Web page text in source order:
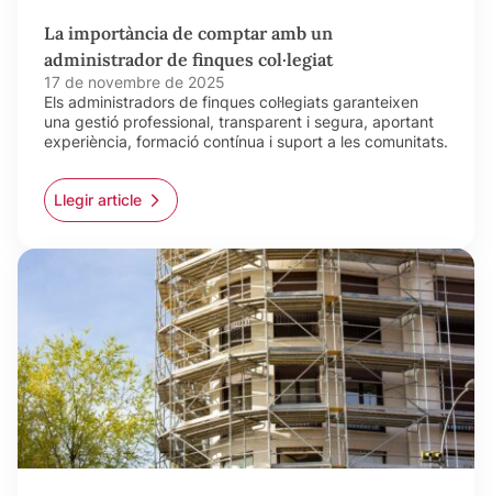
La importància de comptar amb un
administrador de finques col·legiat
17 de novembre de 2025
Els administradors de finques col·legiats garanteixen
una gestió professional, transparent i segura, aportant
experiència, formació contínua i suport a les comunitats.
Llegir article